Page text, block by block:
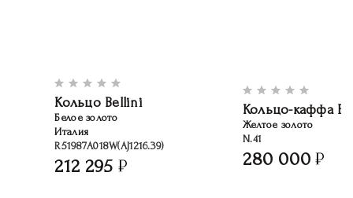
Кольцо Bellini
Белое золото
Италия
R51987A018W(AJ1216.39)
212 295
Кольцо-каффа
Желтое золото
N.41
280 000